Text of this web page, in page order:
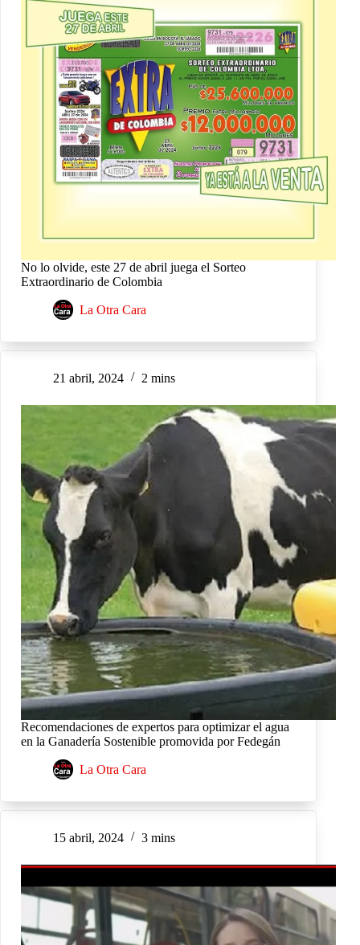
No lo olvide, este 27 de abril juega el Sorteo
Extraordinario de Colombia
La Otra Cara
21 abril, 2024 2 mins
Recomendaciones de expertos para optimizar el agua
en la Ganadería Sostenible promovida por Fedegán
La Otra Cara
15 abril, 2024 3 mins